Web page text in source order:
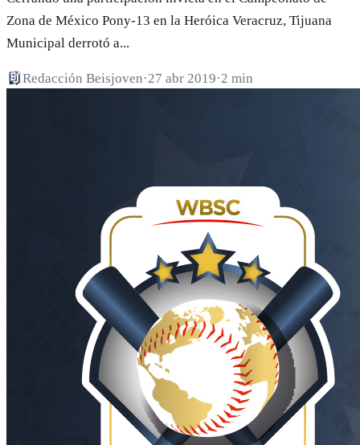
Zona de México Pony-13 en la Heróica Veracruz, Tijuana
Municipal derrotó a...
Redacción Beisjoven·27 abr 2019·2 min